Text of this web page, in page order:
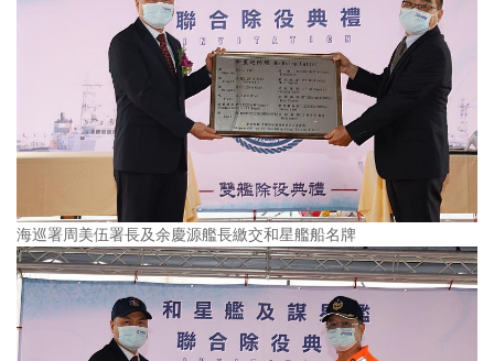
海巡署周美伍署長及余慶源艦長繳交和星艦船名牌